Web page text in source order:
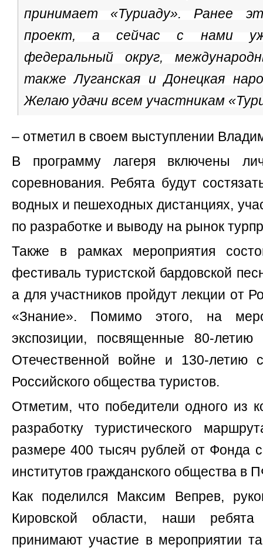
принимает «Туриаду». Ранее
проект, а сейчас с нами
федеральный округ,
также Луганская и Донецкая
Желаю удачи всем участникам
– отметил в своем выступлении
В программу лагеря включены
соревнования. Ребята будут
водных и пешеходных дистанциях,
по разработке и выводу на рынок
Также в рамках мероприятия
фестиваль туристской бардовской
а для участников пройдут лекции от
«Знание». Помимо этого, на
экспозиции, посвященные 80-
Отечественной войне и 130-летию
Российского общества туристов.
Отметим, что победители одного из
разработку туристического
размере 400 тысяч рублей от Фонда
институтов гражданского общества в
Как поделился Максим Вепрев,
Кировской области, наши
принимают участие в мероприятии